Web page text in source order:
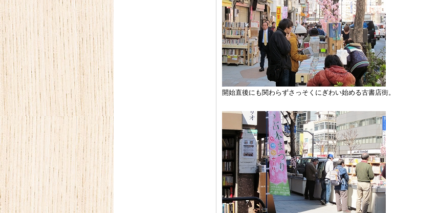
開始直後にも関わらずさっそくにぎわい始める古書店街。